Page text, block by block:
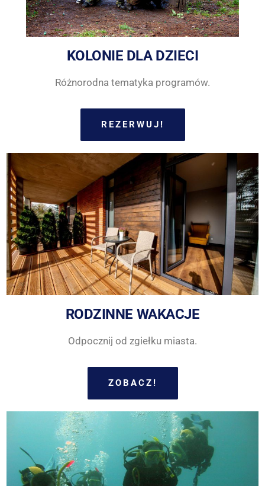
KOLONIE DLA DZIECI
Różnorodna tematyka programów.
REZERWUJ!
RODZINNE WAKACJE
Odpocznij od zgiełku miasta.
ZOBACZ!